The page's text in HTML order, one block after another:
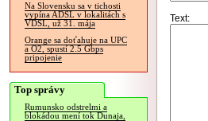
Na Slovensku sa v tichosti
vypína ADSL v lokalitách s
VDSL, už 31. mája
Orange sa doťahuje na UPC
a O2, spustí 2.5 Gbps
pripojenie
Top správy
Rumunsko odstrelmi a
blokádou mení tok Dunaja,
Text: